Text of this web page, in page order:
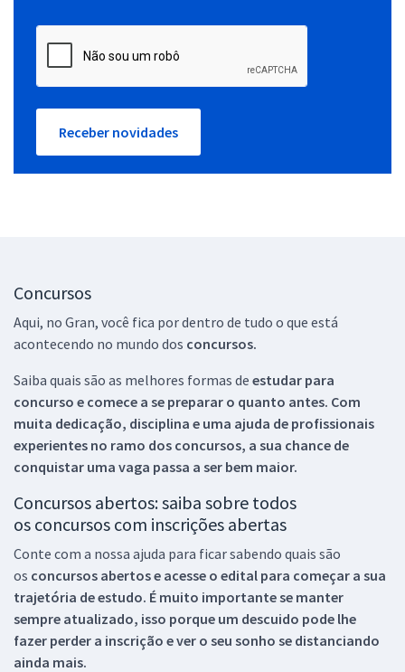
Receber novidades
Concursos
Aqui, no Gran, você fica por dentro de tudo o que está
acontecendo no mundo dos concursos.
Saiba quais são as melhores formas de estudar para
concurso e comece a se preparar o quanto antes. Com
muita dedicação, disciplina e uma ajuda de profissionais
experientes no ramo dos concursos, a sua chance de
conquistar uma vaga passa a ser bem maior.
Concursos abertos: saiba sobre todos
os concursos com inscrições abertas
Conte com a nossa ajuda para ficar sabendo quais são
os concursos abertos e acesse o edital para começar a sua
trajetória de estudo. É muito importante se manter
sempre atualizado, isso porque um descuido pode lhe
fazer perder a inscrição e ver o seu sonho se distanciando
ainda mais.